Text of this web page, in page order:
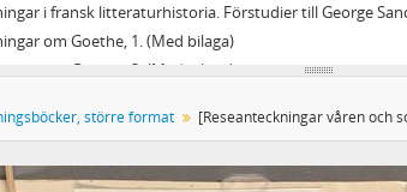
i fransk litteraturhistoria. Förstudier till George
om Goethe, 1. (Med bilaga)
om Goethe, 2. (Med bilaga)
af bref från U. v. Feilitzen till Sven Bring 1867-1872
Gustaf Geijer. Ett föredrag jag höll på lärokursen 1875, samt på
större format